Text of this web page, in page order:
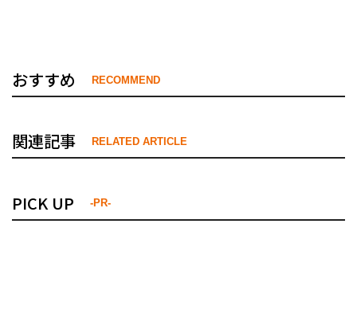
おすすめ RECOMMEND
関連記事 RELATED ARTICLE
PICK UP -PR-